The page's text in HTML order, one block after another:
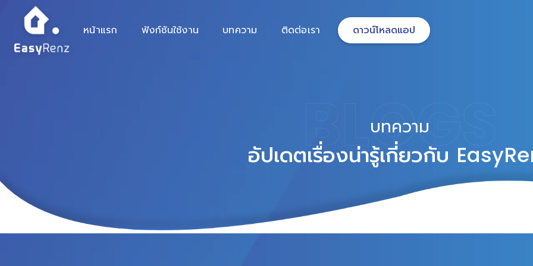
หน้าแรก ฟังก์ชันใช้งาน บทความ ติดต่อเรา ดาวน์โหลดแอป
BLOGS
บทความ
อัปเดตเรื่องน่ารู้เกี่ยวกับ